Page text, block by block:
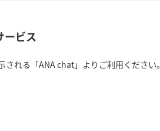
ービス
れる「ANA chat」よりご利用ください。